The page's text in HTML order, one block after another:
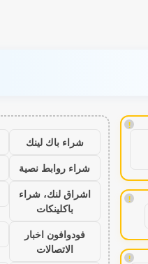
!
!
!
شراء باك لينك
شراء روابط نصية
اشراق لنك، شراء
باكلينكات
فودوافون اخبار
الاتصالات